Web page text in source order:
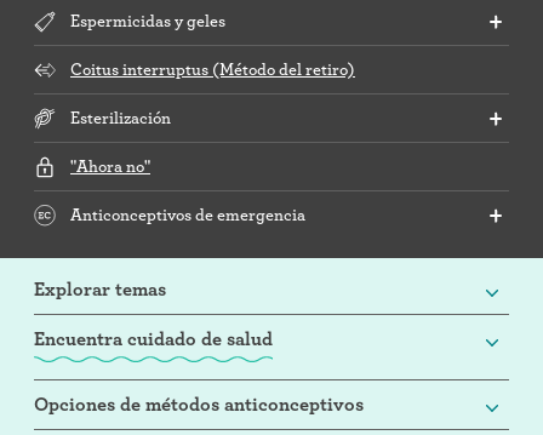
Espermicidas y geles
Coitus interruptus (Método del retiro)
Esterilización
"Ahora no"
Anticonceptivos de emergencia
Explorar temas
Encuentra cuidado de salud
Opciones de métodos anticonceptivos